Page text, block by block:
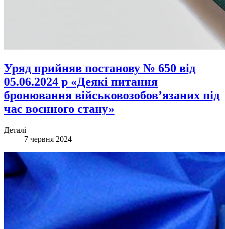
Уряд прийняв постанову № 650 від
05.06.2024 р «Деякі питання
бронювання військовозобов’язаних під
час воєнного стану»
Деталі
7 червня 2024